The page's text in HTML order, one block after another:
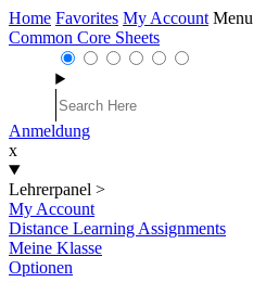
Home Favorites My Account Menu
Common Core Sheets
Anmeldung
x
Lehrerpanel >
My Account
Distance Learning Assignments
Meine Klasse
Optionen